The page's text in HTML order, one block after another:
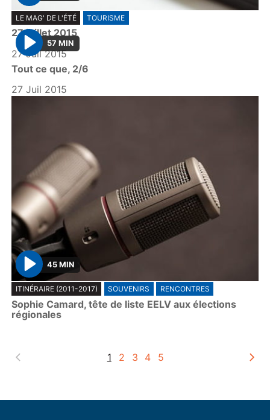
P
l
a
y
LE MAG' DE L'ÉTÉ TOURISME
27 juillet 2015
27 Juil 2015
P
l
a
57 MIN
Tout ce que, 2/6
27 Juil 2015
P
l
a
y
45 MIN
ITINÉRAIRE (2011-2017) SOUVENIRS RENCONTRES
Sophie Camard, tête de liste EELV aux élections
régionales
1 2 3 4 5